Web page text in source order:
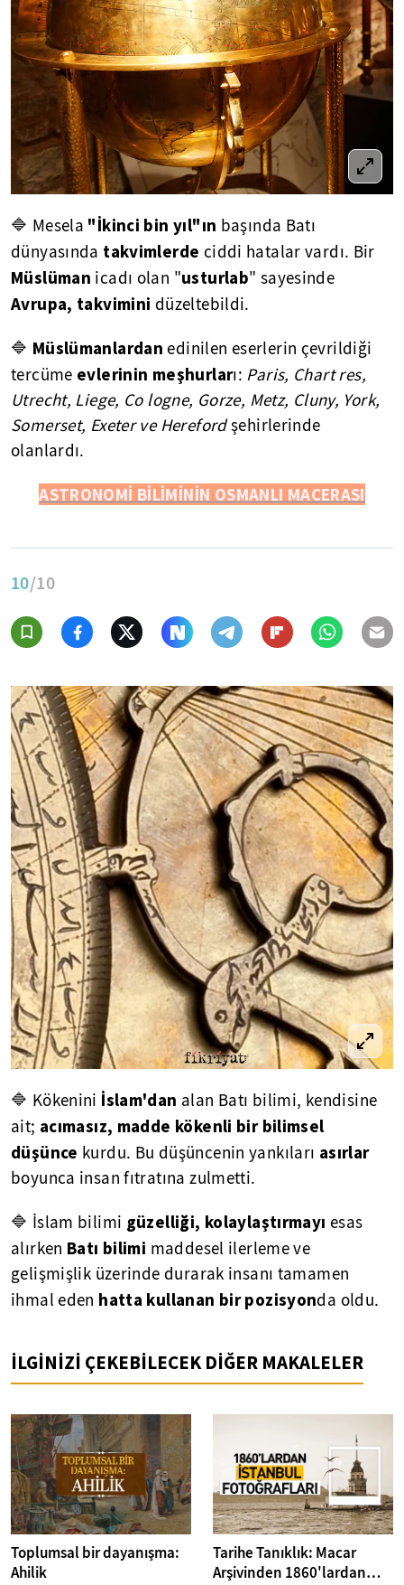
🔷 Mesela "İkinci bin yıl"ın başında Batı
dünyasında takvimlerde ciddi hatalar vardı. Bir
Müslüman icadı olan "usturlab" sayesinde
Avrupa, takvimini düzeltebildi.
🔷 Müslümanlardan edinilen eserlerin çevrildiği
tercüme evlerinin meşhurları: Paris, Chart res,
Utrecht, Liege, Co logne, Gorze, Metz, Cluny, York,
Somerset, Exeter ve Herefordşehirlerinde
olanlardı.
ASTRONOMİ BİLİMİNİN OSMANLI MACERASI
10/10
🔷 Kökenini İslam'dan alan Batı bilimi, kendisine
ait; acımasız, madde kökenli bir bilimsel
düşünce kurdu. Bu düşüncenin yankıları asırlar
boyunca insan fıtratına zulmetti.
🔷 İslam bilimi güzelliği, kolaylaştırmayı esas
alırken Batı bilimi maddesel ilerleme ve
gelişmişlik üzerinde durarak insanı tamamen
ihmal eden hatta kullanan bir pozisyonda oldu.
İLGİNİZİ ÇEKEBİLECEK DİĞER MAKALELER
Toplumsal bir dayanışma:
Ahilik
Tarihe Tanıklık: Macar
Arşivinden 1860'lardan